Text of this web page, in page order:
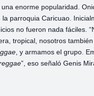
enorme popularidad.
parroquia Caricuao.
no fueron nada fáciles.
tropical, nosotros
, y armamos el grupo.
”, eso señaló Genis